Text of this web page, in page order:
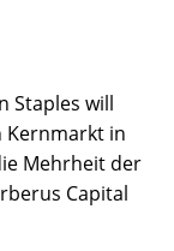
Staples will
Kernmarkt in
Mehrheit der
Capital